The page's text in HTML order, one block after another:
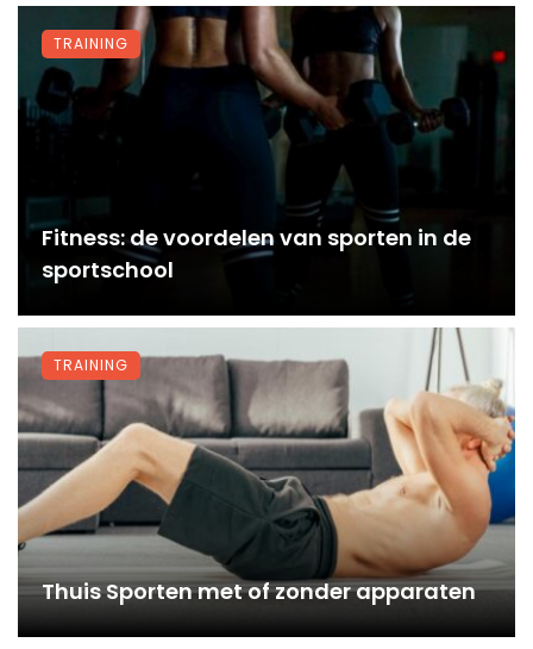
Fitness: de voordelen van sporten in de
sportschool
TRAINING
Thuis Sporten met of zonder apparaten
TRAINING